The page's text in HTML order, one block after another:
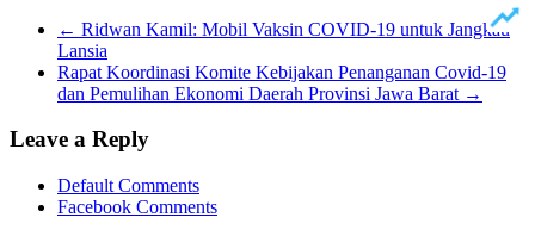
← Ridwan Kamil: Mobil Vaksin COVID-19 untuk Jangkau
Lansia
Rapat Koordinasi Komite Kebijakan Penanganan Covid-19
dan Pemulihan Ekonomi Daerah Provinsi Jawa Barat →
Leave a Reply
Default Comments
Facebook Comments